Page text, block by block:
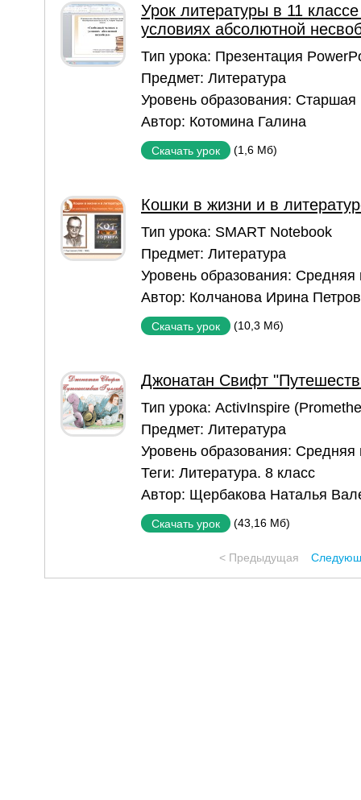
Урок литературы в 11
условиях абсолютной
Тип урока: Презентация
Предмет: Литература
Уровень образования: Старшая
Автор: Котомина Галина
Скачать урок (1,6 Мб)
Кошки в жизни и в
Тип урока: SMART Notebook
Предмет: Литература
Уровень образования: Средняя
Автор: Колчанова Ирина
Скачать урок (10,3 Мб)
Джонатан Свифт
Тип урока: ActivInspire
Предмет: Литература
Уровень образования: Средняя
Теги: Литература. 8 класс
Автор: Щербакова Наталья
Скачать урок (43,16 Мб)
< Предыдущая